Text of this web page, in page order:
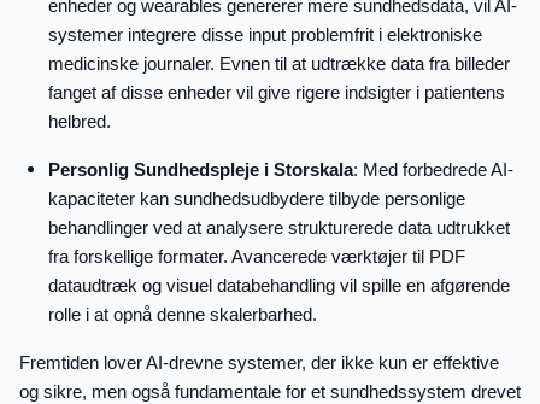
enheder og wearables genererer mere sundhedsdata, vil AI-
systemer integrere disse input problemfrit i elektroniske
medicinske journaler. Evnen til at udtrække data fra billeder
fanget af disse enheder vil give rigere indsigter i patientens
helbred.
Personlig Sundhedspleje i Storskala: Med forbedrede AI-
kapaciteter kan sundhedsudbydere tilbyde personlige
behandlinger ved at analysere strukturerede data udtrukket
fra forskellige formater. Avancerede værktøjer til PDF
dataudtræk og visuel databehandling vil spille en afgørende
rolle i at opnå denne skalerbarhed.
Fremtiden lover AI-drevne systemer, der ikke kun er effektive
og sikre, men også fundamentale for et sundhedssystem drevet